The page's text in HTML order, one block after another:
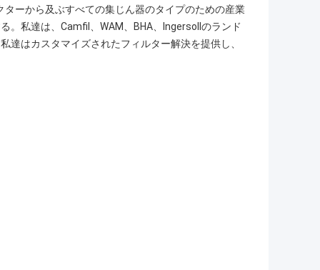
ーから及ぶすべての集じん器のタイプのための産業
。私達は、Camfil、WAM、BHA、Ingersollのランド
達はカスタマイズされたフィルター解決を提供し、